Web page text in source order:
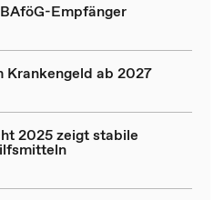
Empfänger
Krankengeld ab 2027
2025 zeigt stabile